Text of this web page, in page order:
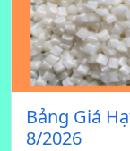
Bảng Giá
8/2026